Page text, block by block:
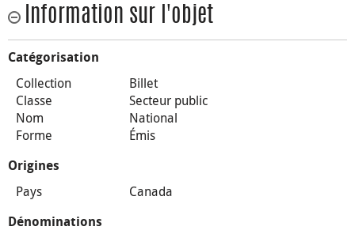
Information sur l'objet
Catégorisation
Collection
Billet
Classe
Secteur public
Nom
National
Forme
Émis
Origines
Pays Canada
Dénominations